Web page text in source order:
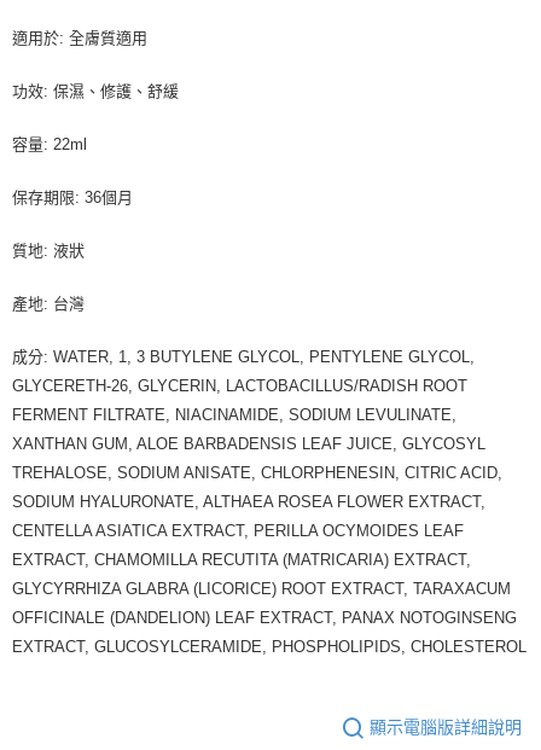
適用於: 全膚質適用
功效: 保濕、修護、舒緩
容量: 22ml
保存期限: 36個月
質地: 液狀
產地: 台灣
成分: WATER, 1, 3 BUTYLENE GLYCOL, PENTYLENE GLYCOL,
GLYCERETH-26, GLYCERIN, LACTOBACILLUS/RADISH ROOT
FERMENT FILTRATE, NIACINAMIDE, SODIUM LEVULINATE,
XANTHAN GUM, ALOE BARBADENSIS LEAF JUICE, GLYCOSYL
TREHALOSE, SODIUM ANISATE, CHLORPHENESIN, CITRIC ACID,
SODIUM HYALURONATE, ALTHAEA ROSEA FLOWER EXTRACT,
CENTELLA ASIATICA EXTRACT, PERILLA OCYMOIDES LEAF
EXTRACT, CHAMOMILLA RECUTITA (MATRICARIA) EXTRACT,
GLYCYRRHIZA GLABRA (LICORICE) ROOT EXTRACT, TARAXACUM
OFFICINALE (DANDELION) LEAF EXTRACT, PANAX NOTOGINSENG
EXTRACT, GLUCOSYLCERAMIDE, PHOSPHOLIPIDS, CHOLESTEROL
顯示電腦版詳細說明